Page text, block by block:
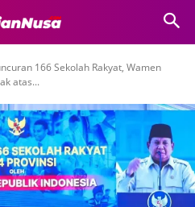
166 Sekolah Rakyat, Wamen
atas...